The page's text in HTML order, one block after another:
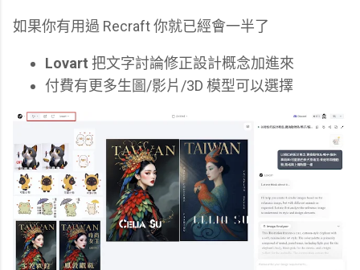
如果你有用過 Recraft 你就已經會一半了
Lovart 把文字討論修正設計概念加進來
付費有更多生圖/影片/3D 模型可以選擇